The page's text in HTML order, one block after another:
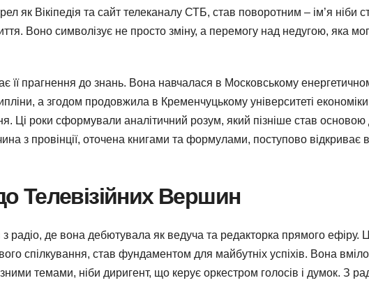
як Вікіпедія та сайт телеканалу СТБ, став поворотним – ім’я ніби
Воно символізує не просто зміну, а перемогу над недугою, яка
її прагнення до знань. Вона навчалася в Московському
а згодом продовжила в Кременчуцькому університеті
Ці роки сформували аналітичний розум, який пізніше став основою
з провінції, оточена книгами та формулами, поступово відкриває
Телевізійних Вершин
з радіо, де вона дебютувала як ведуча та редакторка прямого ефіру.
спілкування, став фундаментом для майбутніх успіхів. Вона вміло
темами, ніби диригент, що керує оркестром голосів і думок. З